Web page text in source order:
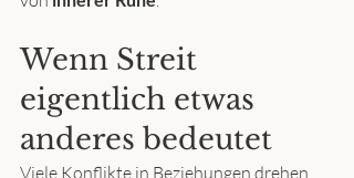
Wenn Streit
eigentlich etwas
anderes bedeutet
Viele Konflikte in Beziehungen drehen